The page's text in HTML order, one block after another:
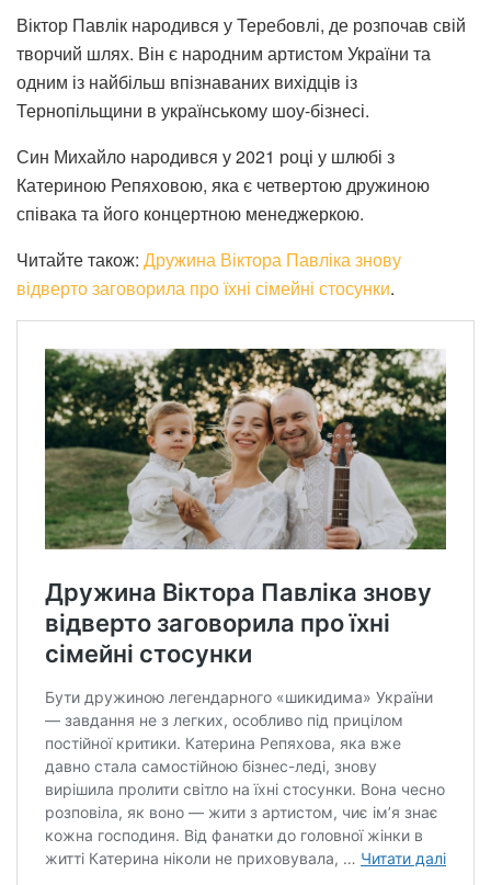
Віктор Павлік народився у Теребовлі, де розпочав свій
творчий шлях. Він є народним артистом України та
одним із найбільш впізнаваних вихідців із
Тернопільщини в українському шоу-бізнесі.
Син Михайло народився у 2021 році у шлюбі з
Катериною Репяховою, яка є четвертою дружиною
співака та його концертною менеджеркою.
Читайте також: Дружина Віктора Павліка знову
відверто заговорила про їхні сімейні стосунки.